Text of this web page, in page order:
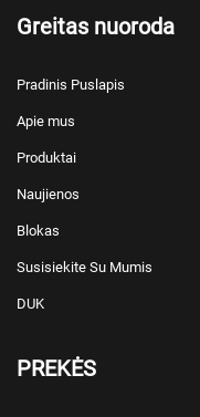
Greitas nuoroda
Pradinis Puslapis
Apie mus
Produktai
Naujienos
Blokas
Susisiekite Su Mumis
DUK
PREKĖS